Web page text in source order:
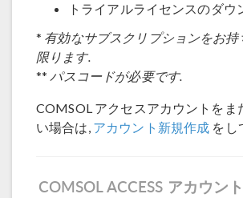
トライアルライセンスのダウ
* 有効なサブスクリプションをお持
限ります.
** パスコードが必要です.
COMSOL アクセスアカウントをま
い場合は, アカウント新規作成 をし
COMSOL ACCESS アカウン